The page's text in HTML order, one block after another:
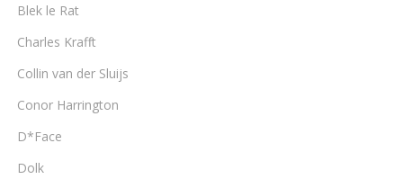
Blek le Rat
Charles Krafft
Collin van der Sluijs
Conor Harrington
D*Face
Dolk